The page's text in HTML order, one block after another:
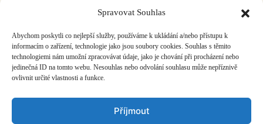
Spravovat Souhlas
Abychom poskytli co nejlepší služby, používáme k ukládání a/nebo přístupu k
informacím o zařízení, technologie jako jsou soubory cookies. Souhlas s těmito
technologiemi nám umožní zpracovávat údaje, jako je chování při procházení nebo
jedinečná ID na tomto webu. Nesouhlas nebo odvolání souhlasu může nepříznivě
ovlivnit určité vlastnosti a funkce.
Příjmout
1 2 3 4 5 ... 517